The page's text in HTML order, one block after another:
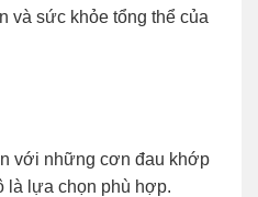
và sức khỏe tổng thể của
với những cơn đau khớp
là lựa chọn phù hợp.